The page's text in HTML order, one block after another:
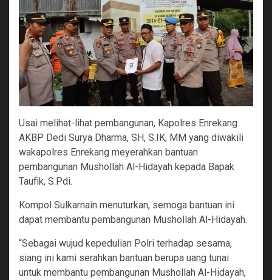
Usai melihat-lihat pembangunan, Kapolres Enrekang
AKBP Dedi Surya Dharma, SH, S.IK, MM yang diwakili
wakapolres Enrekang meyerahkan bantuan
pembangunan Mushollah Al-Hidayah kepada Bapak
Taufik, S.Pdi.
Kompol Sulkarnain menuturkan, semoga bantuan ini
dapat membantu pembangunan Mushollah Al-Hidayah.
“Sebagai wujud kepedulian Polri terhadap sesama,
siang ini kami serahkan bantuan berupa uang tunai
untuk membantu pembangunan Mushollah Al-Hidayah,